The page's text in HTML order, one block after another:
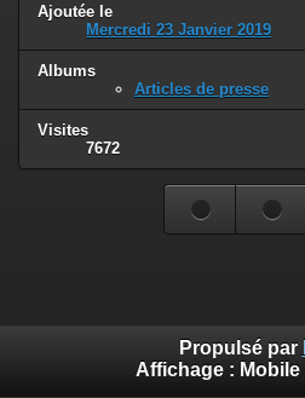
Ajoutée le
Mercredi 23 Janvier 2019
Albums
Articles de presse
Visites
7672
Propulsé par
Affichage : Mobile